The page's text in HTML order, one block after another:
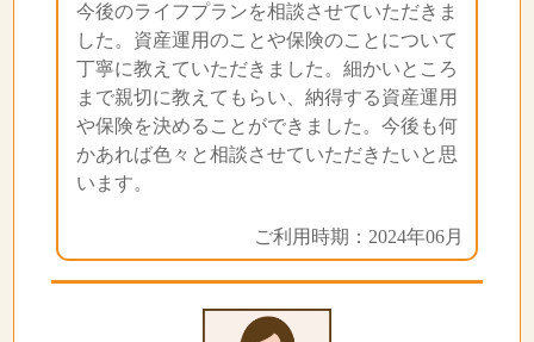
今後のライフプランを相談させていただきま
した。資産運用のことや保険のことについて
丁寧に教えていただきました。細かいところ
まで親切に教えてもらい、納得する資産運用
や保険を決めることができました。今後も何
かあれば色々と相談させていただきたいと思
います。
ご利用時期：2024年06月